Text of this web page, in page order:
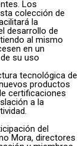
Los
colección de
la
desarrollo de
al mismo
en un
su uso
tecnológica de
productos
certificaciones
a la
del
Mora, directores